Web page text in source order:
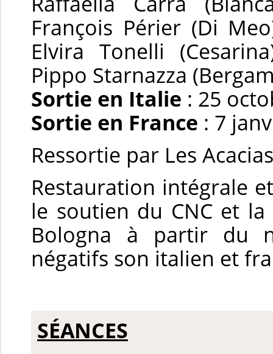
François Périer (Di
Elvira Tonelli
Pippo Starnazza
Sortie en Italie : 25
Sortie en France : 7
Ressortie par Les
Restauration intégrale
le soutien du CNC et
Bologna à partir du
négatifs son italien et
SÉANCES